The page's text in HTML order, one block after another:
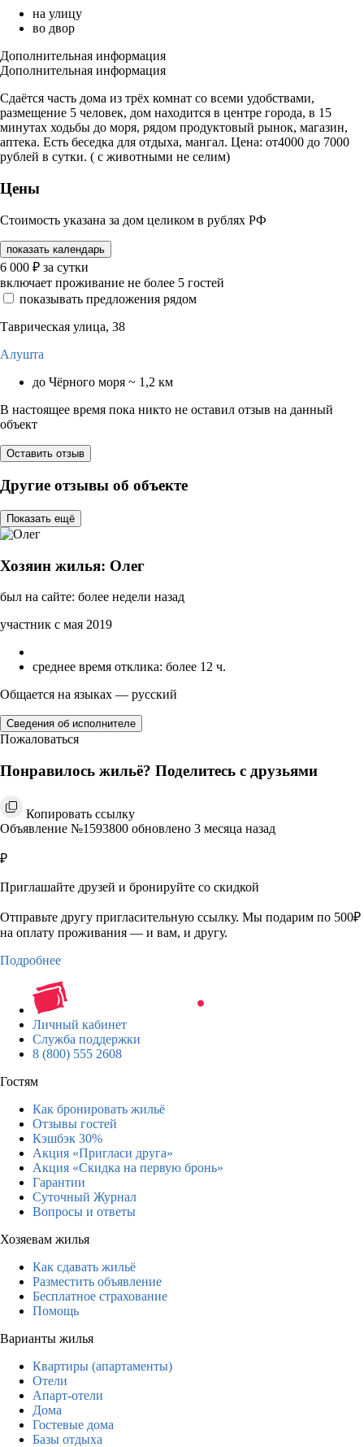
на улицу
во двор
Дополнительная информация
Дополнительная информация
Сдаётся часть дома из трёх комнат со всеми удобствами,
размещение 5 человек, дом находится в центре города, в 15
минутах ходьбы до моря, рядом продуктовый рынок, магазин,
аптека. Есть беседка для отдыха, мангал. Цена: от4000 до 7000
рублей в сутки. ( с животными не селим)
Цены
Стоимость указана за дом целиком в рублях РФ
показать календарь
6 000 ₽ за сутки
включает проживание не более 5 гостей
показывать предложения рядом
Таврическая улица, 38
Алушта
до Чёрного моря ~ 1,2 км
В настоящее время пока никто не оставил отзыв на данный
объект
Оставить отзыв
Другие отзывы об объекте
Показать ещё
Хозяин жилья: Олег
был на сайте: более недели назад
участник с мая 2019
среднее время отклика: более 12 ч.
Общается на языках — русский
Сведения об исполнителе
Пожаловаться
Понравилось жильё? Поделитесь с друзьями
Копировать ссылку
Объявление №1593800 обновлено 3 месяца назад
₽
Приглашайте друзей и бронируйте со скидкой
Отправьте другу пригласительную ссылку. Мы подарим по 500₽
на оплату проживания — и вам, и другу.
Подробнее
Личный кабинет
Служба поддержки
8 (800) 555 2608
Гостям
Как бронировать жильё
Отзывы гостей
Кэшбэк 30%
Акция «Пригласи друга»
Акция «Скидка на первую бронь»
Гарантии
Суточный Журнал
Вопросы и ответы
Хозяевам жилья
Как сдавать жильё
Разместить объявление
Бесплатное страхование
Помощь
Варианты жилья
Квартиры (апартаменты)
Отели
Апарт-отели
Дома
Гостевые дома
Базы отдыха